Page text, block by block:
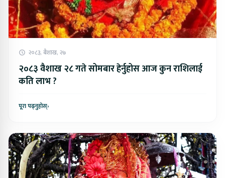
२०८३, बैशाख, २७
२०८३ वैशाख २८ गते सोमबार हेर्नुहोस आज कुन राशिलाई
कति लाभ ?
पूरा पढ्नुहोस्›